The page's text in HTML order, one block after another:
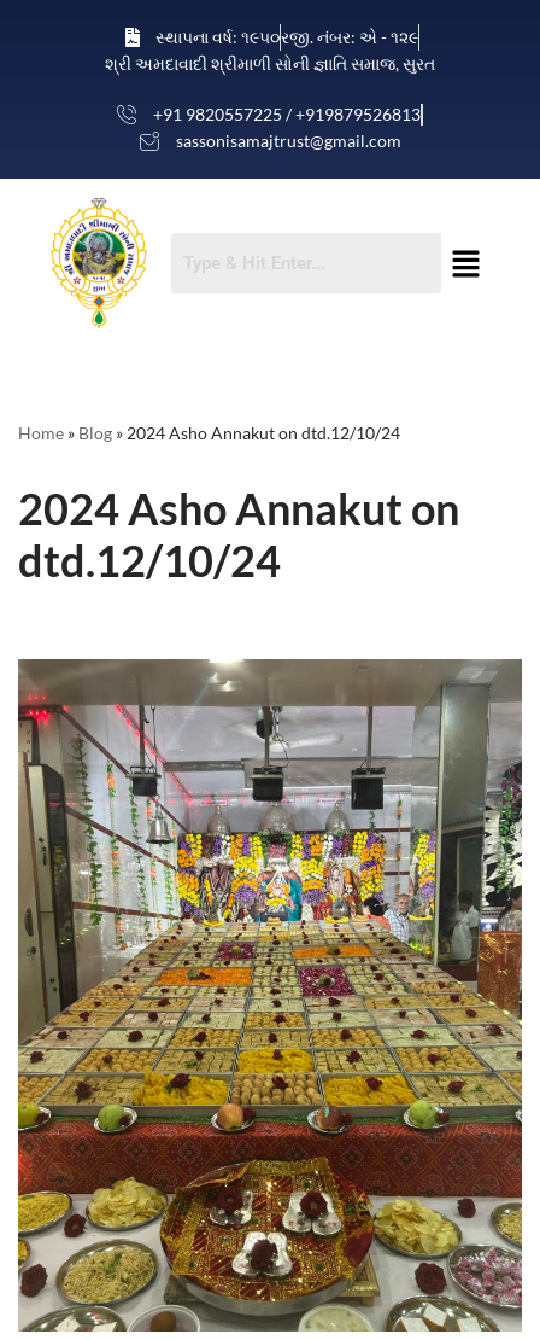
સ્થાપના વર્ષ: ૧૯૫૦રજી. નંબર: એ - ૧૨૯
શ્રી અમદાવાદી શ્રીમાળી સોની જ્ઞાતિ સમાજ, સુરત
+91 9820557225 / +919879526813
sassonisamajtrust@gmail.com
Home » Blog » 2024 Asho Annakut on dtd.12/10/24
2024 Asho Annakut on
dtd.12/10/24